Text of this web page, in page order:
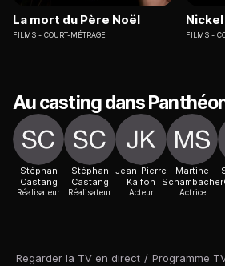
Regarder la TV en direct / Programme
La mort du Père Noël
FILMS COURT-MÉTRAGE FILMS
Au casting dans
Stéphan
Castang
Réalisateur
Stéphan
Castang
Réalisateur
Jean-Pierre
Kalfon
Acteur
Martine
Schambacher
Actrice